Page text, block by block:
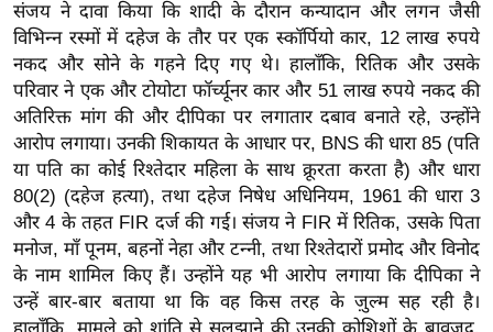
र्ल्ड
न्यू
ज
ब्री
फ
म
नो
रं
ज
न
ज
संजय ने दावा किया कि शादी के दौरान कन्यादान और लगन जैसी
विभिन्न रस्मों में दहेज के तौर पर एक स्कॉर्पियो कार, 12 लाख रुपये
नकद और सोने के गहने दिए गए थे। हालाँकि, रितिक और उसके
परिवार ने एक और टोयोटा फॉर्च्यूनर कार और 51 लाख रुपये नकद की
अतिरिक्त मांग की और दीपिका पर लगातार दबाव बनाते रहे, उन्होंने
आरोप लगाया। उनकी शिकायत के आधार पर, BNS की धारा 85 (पति
या पति का कोई रिश्तेदार महिला के साथ क्रूरता करता है) और धारा
80(2) (दहेज हत्या), तथा दहेज निषेध अधिनियम, 1961 की धारा 3
और 4 के तहत FIR दर्ज की गई। संजय ने FIR में रितिक, उसके पिता
मनोज, माँ पूनम, बहनों नेहा और टन्नी, तथा रिश्तेदारों प्रमोद और विनोद
के नाम शामिल किए हैं। उन्होंने यह भी आरोप लगाया कि दीपिका ने
उन्हें बार-बार बताया था कि वह किस तरह के ज़ुल्म सह रही है।